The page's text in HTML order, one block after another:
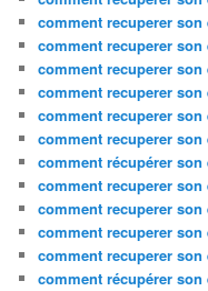
comment recuperer
comment recuperer
comment recuperer
comment recuperer
comment recuperer
comment recuperer
comment récupérer
comment recuperer
comment recuperer
comment recuperer
comment recuperer son
comment récupérer son